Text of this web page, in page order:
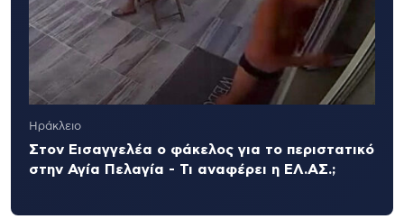
Ηράκλειο
Στον Εισαγγελέα ο φάκελος για το περιστατικό
στην Αγία Πελαγία - Τι αναφέρει η ΕΛ.ΑΣ.;